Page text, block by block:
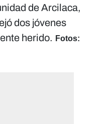
de Arcilaca,
dos jóvenes
herido. Fotos: